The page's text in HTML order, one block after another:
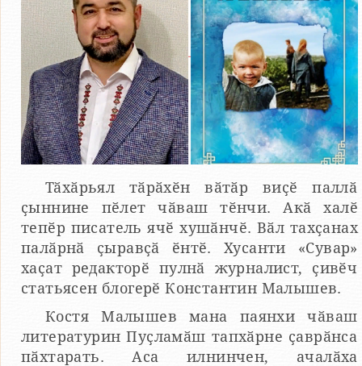
Тӑхӑрьял тӑрӑхӗн вӑтӑр виҫӗ паллӑ
ҫыннине пӗлет чӑваш тӗнчи. Акӑ халӗ
тепӗр писатель ячӗ хушӑнчӗ. Вӑл тахҫанах
палӑрнӑ ҫыравҫӑ ӗнтӗ. Хусанти «Сувар»
хаҫат редакторӗ пулнӑ журналист, ҫивӗч
статьясен блогерӗ Константин Малышев.
Костя Малышев мана паянхи чӑваш
литературин Пуҫламӑш тапхӑрне ҫаврӑнса
пӑхтарать. Аса илнинчен, ачалӑха